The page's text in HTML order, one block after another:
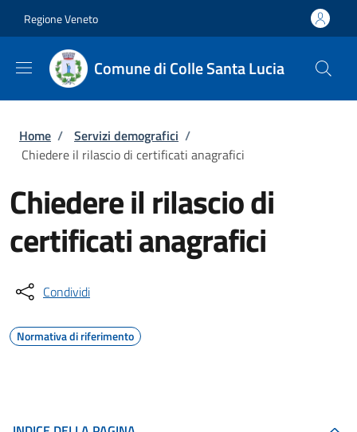
Regione Veneto
Comune di Colle Santa Lucia
Briciole di pane
Home / Servizi demografici /
Chiedere il rilascio di certificati anagrafici
Chiedere il rilascio di
certificati anagrafici
Condividi
Normativa di riferimento